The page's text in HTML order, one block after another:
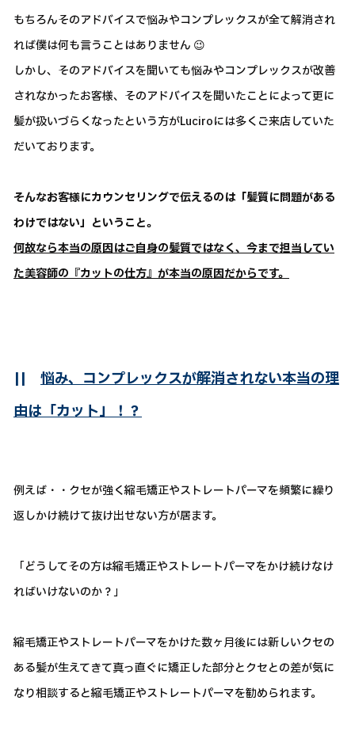
もちろんそのアドバイスで悩みやコンプレックスが全て解消され
れば僕は何も言うことはありません 😉
しかし、そのアドバイスを聞いても悩みやコンプレックスが改善
されなかったお客様、そのアドバイスを聞いたことによって更に
髪が扱いづらくなったという方がLuciroには多くご来店していた
だいております。
そんなお客様にカウンセリングで伝えるのは「髪質に問題がある
わけではない」ということ。
何故なら本当の原因はご自身の髪質ではなく、今まで担当してい
た美容師の『カットの仕方』が本当の原因だからです。
|| 悩み、コンプレックスが解消されない本当の理
由は「カット」！？
例えば・・クセが強く縮毛矯正やストレートパーマを頻繁に繰り
返しかけ続けて抜け出せない方が居ます。
「どうしてその方は縮毛矯正やストレートパーマをかけ続けなけ
ればいけないのか？」
縮毛矯正やストレートパーマをかけた数ヶ月後には新しいクセの
ある髪が生えてきて真っ直ぐに矯正した部分とクセとの差が気に
なり相談すると縮毛矯正やストレートパーマを勧められます。